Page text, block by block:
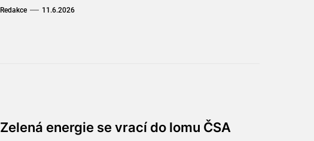
Redakce 11.6.2026
Zelená energie se vrací do lomu ČSA